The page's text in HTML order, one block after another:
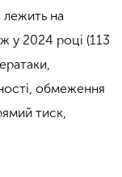
лежить на
у 2024 році (113
обмеження
тиск,